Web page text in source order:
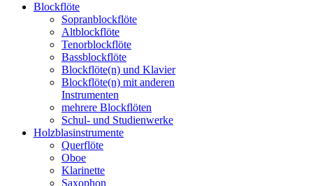
Blockflöte
Sopranblockflöte
Altblockflöte
Tenorblockflöte
Bassblockflöte
Blockflöte(n) und Klavier
Blockflöte(n) mit anderen
Instrumenten
mehrere Blockflöten
Schul- und Studienwerke
Holzblasinstrumente
Querflöte
Oboe
Klarinette
Saxophon